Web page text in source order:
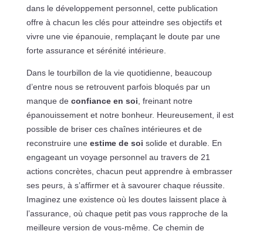
dans le développement personnel, cette publication
offre à chacun les clés pour atteindre ses objectifs et
vivre une vie épanouie, remplaçant le doute par une
forte assurance et sérénité intérieure.
Dans le tourbillon de la vie quotidienne, beaucoup
d’entre nous se retrouvent parfois bloqués par un
manque de confiance en soi , freinant notre
épanouissement et notre bonheur. Heureusement, il est
possible de briser ces chaînes intérieures et de
reconstruire une estime de soi solide et durable. En
engageant un voyage personnel au travers de 21
actions concrètes, chacun peut apprendre à embrasser
ses peurs, à s’affirmer et à savourer chaque réussite.
Imaginez une existence où les doutes laissent place à
l’assurance, où chaque petit pas vous rapproche de la
meilleure version de vous-même. Ce chemin de